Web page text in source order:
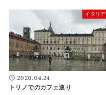
イタリア
2020.04.24
トリノでのカフェ巡り